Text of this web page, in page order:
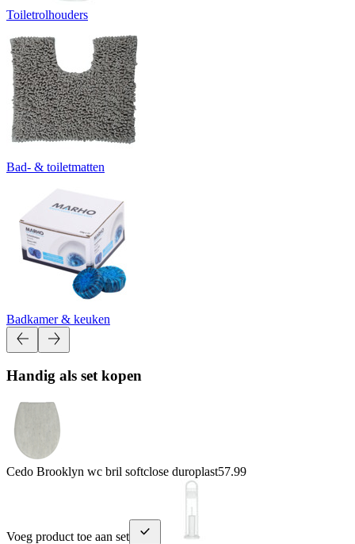
Toiletrolhouders
Bad- & toiletmatten
Badkamer & keuken
Handig als set kopen
Cedo Brooklyn wc bril softclose duroplast57.99
Voeg product toe aan set